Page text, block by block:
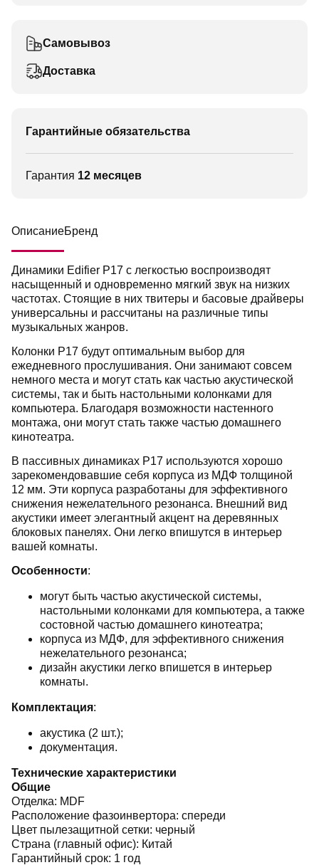
Самовывоз
Доставка
Гарантийные обязательства
Гарантия 12 месяцев
ОписаниеБренд
Динамики Edifier P17 с легкостью воспроизводят
насыщенный и одновременно мягкий звук на низких
частотах. Стоящие в них твитеры и басовые драйверы
универсальны и рассчитаны на различные типы
музыкальных жанров.
Колонки P17 будут оптимальным выбор для
ежедневного прослушивания. Они занимают совсем
немного места и могут стать как частью акустической
системы, так и быть настольными колонками для
компьютера. Благодаря возможности настенного
монтажа, они могут стать также частью домашнего
кинотеатра.
В пассивных динамиках P17 используются хорошо
зарекомендовавшие себя корпуса из МДФ толщиной
12 мм. Эти корпуса разработаны для эффективного
снижения нежелательного резонанса. Внешний вид
акустики имеет элегантный акцент на деревянных
блоковых панелях. Они легко впишутся в интерьер
вашей комнаты.
Особенности:
могут быть частью акустической системы,
настольными колонками для компьютера, а также
состовной частью домашнего кинотеатра;
корпуса из МДФ, для эффективного снижения
нежелательного резонанса;
дизайн акустики легко впишется в интерьер
комнаты.
Комплектация:
акустика (2 шт.);
документация.
Технические характеристики
Общие
Отделка: MDF
Расположение фазоинвертора: спереди
Цвет пылезащитной сетки: черный
Страна (главный офис): Китай
Гарантийный срок: 1 год